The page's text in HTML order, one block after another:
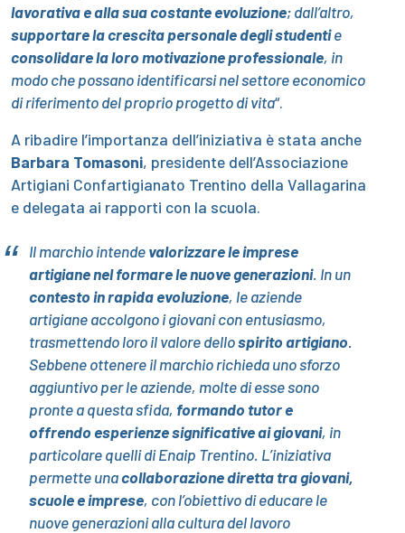
lavorativa e alla sua costante evoluzione; dall’altro,
supportare la crescita personale degli studentie
consolidare la loro motivazione professionale, in
modo che possano identificarsi nel settore economico
di riferimento del proprio progetto di vita“.
A ribadire l’importanza dell’iniziativa è stata anche
Barbara Tomasoni, presidente dell’Associazione
Artigiani Confartigianato Trentino della Vallagarina
e delegata ai rapporti con la scuola.
Il marchio intendevalorizzare le imprese
artigiane nel formare le nuove generazioni. In un
contesto in rapida evoluzione, le aziende
artigiane accolgono i giovani con entusiasmo,
trasmettendo loro il valore dellospirito artigiano.
Sebbene ottenere il marchio richieda uno sforzo
aggiuntivo per le aziende, molte di esse sono
pronte a questa sfida, formando tutor e
offrendo esperienze significative ai giovani, in
particolare quelli di Enaip Trentino. L’iniziativa
permette unacollaborazione diretta tra giovani,
scuole e imprese, con l’obiettivo di educare le
nuove generazioni alla cultura del lavoro